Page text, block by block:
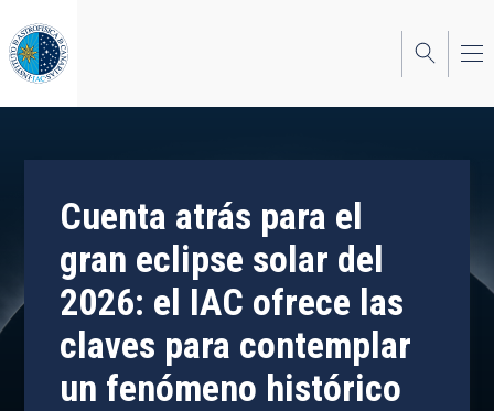
al
contenido
principal
Cuenta atrás para el
gran eclipse solar del
2026: el IAC ofrece las
claves para contemplar
un fenómeno histórico